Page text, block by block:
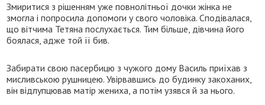
Змиритися з рішенням уже повнолітньої дочки жінка не
змогла і попросила допомоги у свого чоловіка. Сподівалася,
що вітчима Тетяна послухається. Тим більше, дівчина його
боялася, адже той її бив.
Забирати свою пасербицю з чужого дому Василь приїхав з
мисливською рушницею. Увірвавшись до будинку закоханих,
він відлупцював матір жениха, а потім узявся й за нього.